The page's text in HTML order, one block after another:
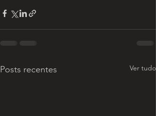
Posts recentes Ver tudo